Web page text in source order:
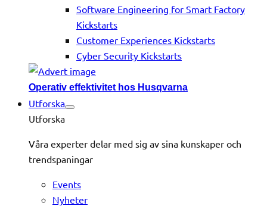
Software Engineering for Smart Factory
Kickstarts
Customer Experiences Kickstarts
Cyber Security Kickstarts
Operativ effektivitet hos Husqvarna
Utforska
Utforska
Våra experter delar med sig av sina kunskaper och
trendspaningar
Events
Nyheter